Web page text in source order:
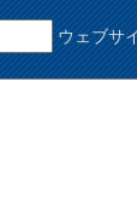
ウェブサ